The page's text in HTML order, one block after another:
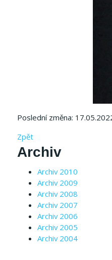
Poslední změna:
Zpět
Archiv
Archiv 2010
Archiv 2009
Archiv 2008
Archiv 2007
Archiv 2006
Archiv 2005
Archiv 2004